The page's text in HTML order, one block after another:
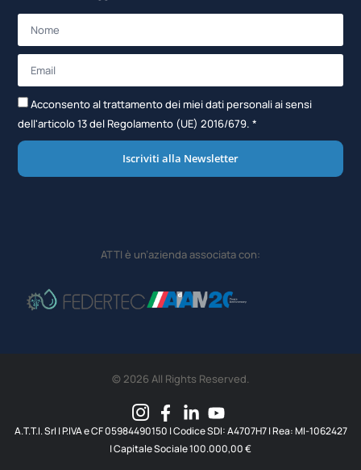
Acconsento al trattamento dei miei dati personali ai sensi
dell'articolo 13 del Regolamento (UE) 2016/679. *
Iscriviti alla Newsletter
ATTI è un’azienda associata con:
© 2026 All Rights Reserved.
A.T.T.I. SrI | P.IVA e CF 05984490150 | Codice SDI: A4707H7 | Rea: MI-1062427
| Capitale Sociale 100.000,00 €